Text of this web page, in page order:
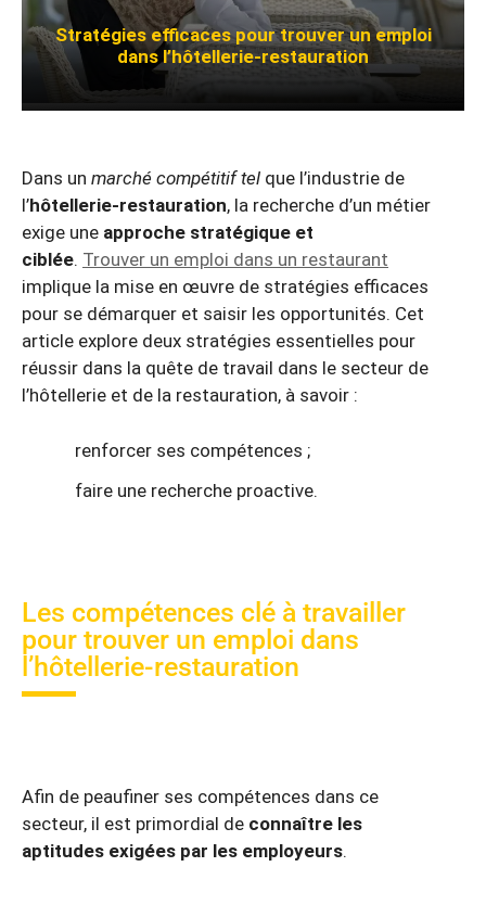
Stratégies efficaces pour trouver un emploi
dans l’hôtellerie-restauration
Dans un marché compétitif tel que l’industrie de
l’hôtellerie-restauration, la recherche d’un métier
exige une approche stratégique et
ciblée. Trouver un emploi dans un restaurant
implique la mise en œuvre de stratégies efficaces
pour se démarquer et saisir les opportunités. Cet
article explore deux stratégies essentielles pour
réussir dans la quête de travail dans le secteur de
l’hôtellerie et de la restauration, à savoir :
renforcer ses compétences ;
faire une recherche proactive.
Les compétences clé à travailler
pour trouver un emploi dans
l’hôtellerie-restauration
Afin de peaufiner ses compétences dans ce
secteur, il est primordial de connaître les
aptitudes exigées par les employeurs.